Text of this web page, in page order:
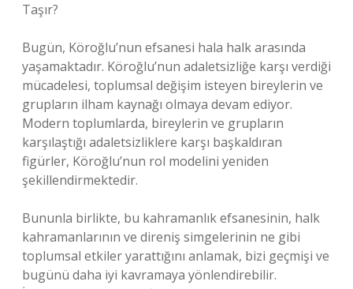
Taşır?
Bugün, Köroğlu’nun efsanesi hala halk arasında
yaşamaktadır. Köroğlu’nun adaletsizliğe karşı verdiği
mücadelesi, toplumsal değişim isteyen bireylerin ve
grupların ilham kaynağı olmaya devam ediyor.
Modern toplumlarda, bireylerin ve grupların
karşılaştığı adaletsizliklere karşı başkaldıran
figürler, Köroğlu’nun rol modelini yeniden
şekillendirmektedir.
Bununla birlikte, bu kahramanlık efsanesinin, halk
kahramanlarının ve direniş simgelerinin ne gibi
toplumsal etkiler yarattığını anlamak, bizi geçmişi ve
bugünü daha iyi kavramaya yönlendirebilir.